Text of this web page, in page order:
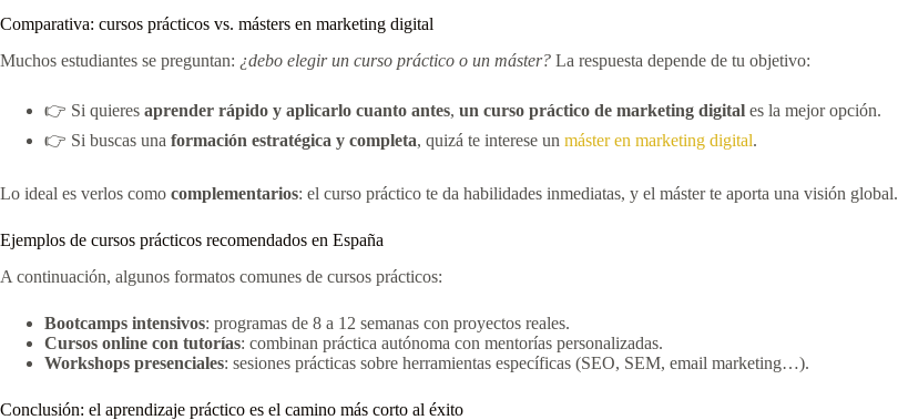
Comparativa: cursos prácticos vs. másters en marketing digital
Muchos estudiantes se preguntan: ¿debo elegir un curso práctico o un máster? La respuesta depende de tu objetivo:
👉 Si quieres aprender rápido y aplicarlo cuanto antes, un curso práctico de marketing digital es la mejor opción.
👉 Si buscas una formación estratégica y completa, quizá te interese un máster en marketing digital.
Lo ideal es verlos como complementarios: el curso práctico te da habilidades inmediatas, y el máster te aporta una visión global.
Ejemplos de cursos prácticos recomendados en España
A continuación, algunos formatos comunes de cursos prácticos:
Bootcamps intensivos: programas de 8 a 12 semanas con proyectos reales.
Cursos online con tutorías: combinan práctica autónoma con mentorías personalizadas.
Workshops presenciales: sesiones prácticas sobre herramientas específicas (SEO, SEM, email marketing…).
Conclusión: el aprendizaje práctico es el camino más corto al éxito